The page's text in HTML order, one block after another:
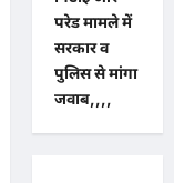
परेड मामले में
सरकार व
पुलिस से मांगा
जवाब,,,,